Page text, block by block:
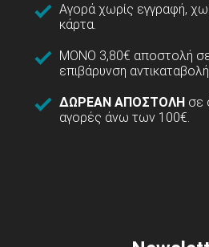
Αγορά χωρίς εγγραφή,
κάρτα.
ΜΟΝΟ 3,80€ αποστολή
επιβάρυνση
ΔΩΡΕΑΝ ΑΠΟΣΤΟΛΗ σε
αγορές άνω των 100€.